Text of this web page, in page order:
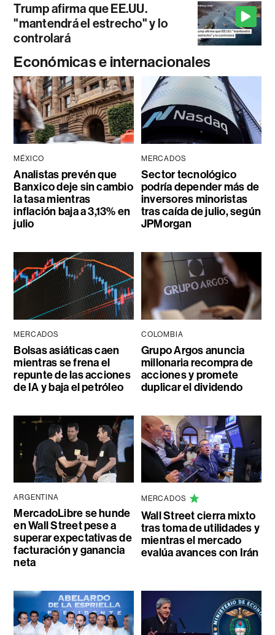
Trump afirma que EE.UU.
"mantendrá el estrecho" y lo
controlará
Económicas e internacionales
MÉXICO
Analistas prevén que
Banxico deje sin cambio
la tasa mientras
inflación baja a 3,13% en
julio
MERCADOS
Sector tecnológico
podría depender más de
inversores minoristas
tras caída de julio, según
JPMorgan
MERCADOS
Bolsas asiáticas caen
mientras se frena el
repunte de las acciones
de IA y baja el petróleo
COLOMBIA
Grupo Argos anuncia
millonaria recompra de
acciones y promete
duplicar el dividendo
ARGENTINA
MercadoLibre se hunde
en Wall Street pese a
superar expectativas de
facturación y ganancia
neta
MERCADOS
Wall Street cierra mixto
tras toma de utilidades y
mientras el mercado
evalúa avances con Irán